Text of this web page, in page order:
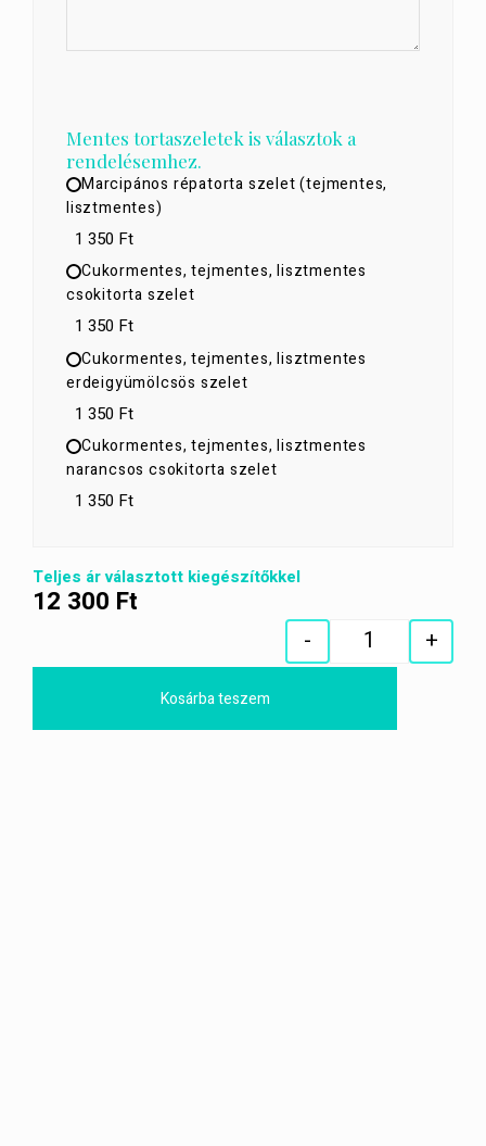
Mentes tortaszeletek is választok a
rendelésemhez.
Marcipános répatorta szelet (tejmentes,
lisztmentes)
1 350 Ft
Cukormentes, tejmentes, lisztmentes
csokitorta szelet
1 350 Ft
Cukormentes, tejmentes, lisztmentes
erdeigyümölcsös szelet
1 350 Ft
Cukormentes, tejmentes, lisztmentes
narancsos csokitorta szelet
1 350 Ft
Teljes ár választott kiegészítőkkel
12 300 Ft
Quantity
- +
Kosárba teszem